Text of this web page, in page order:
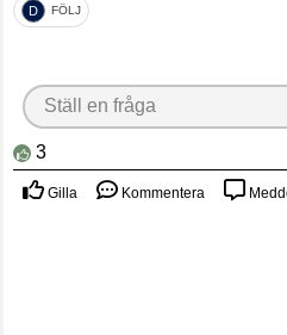
D FÖLJ
Ställ en fråga
3
Gilla Kommentera